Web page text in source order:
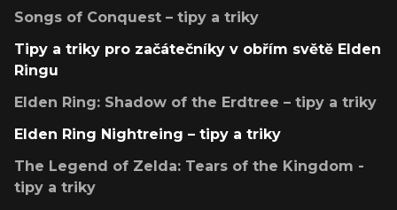
Songs of Conquest – tipy a triky
Tipy a triky pro začátečníky v obřím světě Elden
Ringu
Elden Ring: Shadow of the Erdtree – tipy a triky
Elden Ring Nightreing – tipy a triky
The Legend of Zelda: Tears of the Kingdom -
tipy a triky